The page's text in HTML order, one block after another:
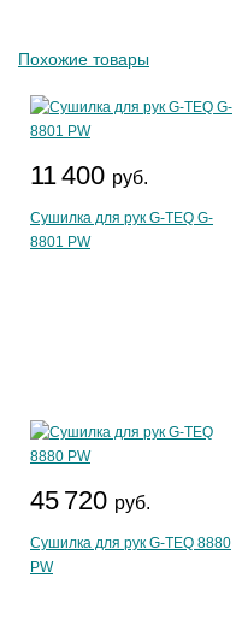
Похожие товары
11 400 руб.
Сушилка для рук G-TEQ G-
8801 PW
45 720 руб.
Сушилка для рук G-TEQ 8880
PW